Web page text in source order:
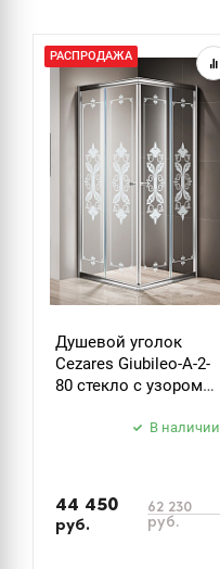
РАСПРОДАЖА
Душевой уголок
Cezares Giubileo-A-2-
80 стекло с узором
В наличии
44 450
руб.
62 230
руб.